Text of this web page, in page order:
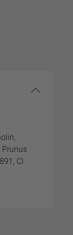
Prunus
CI